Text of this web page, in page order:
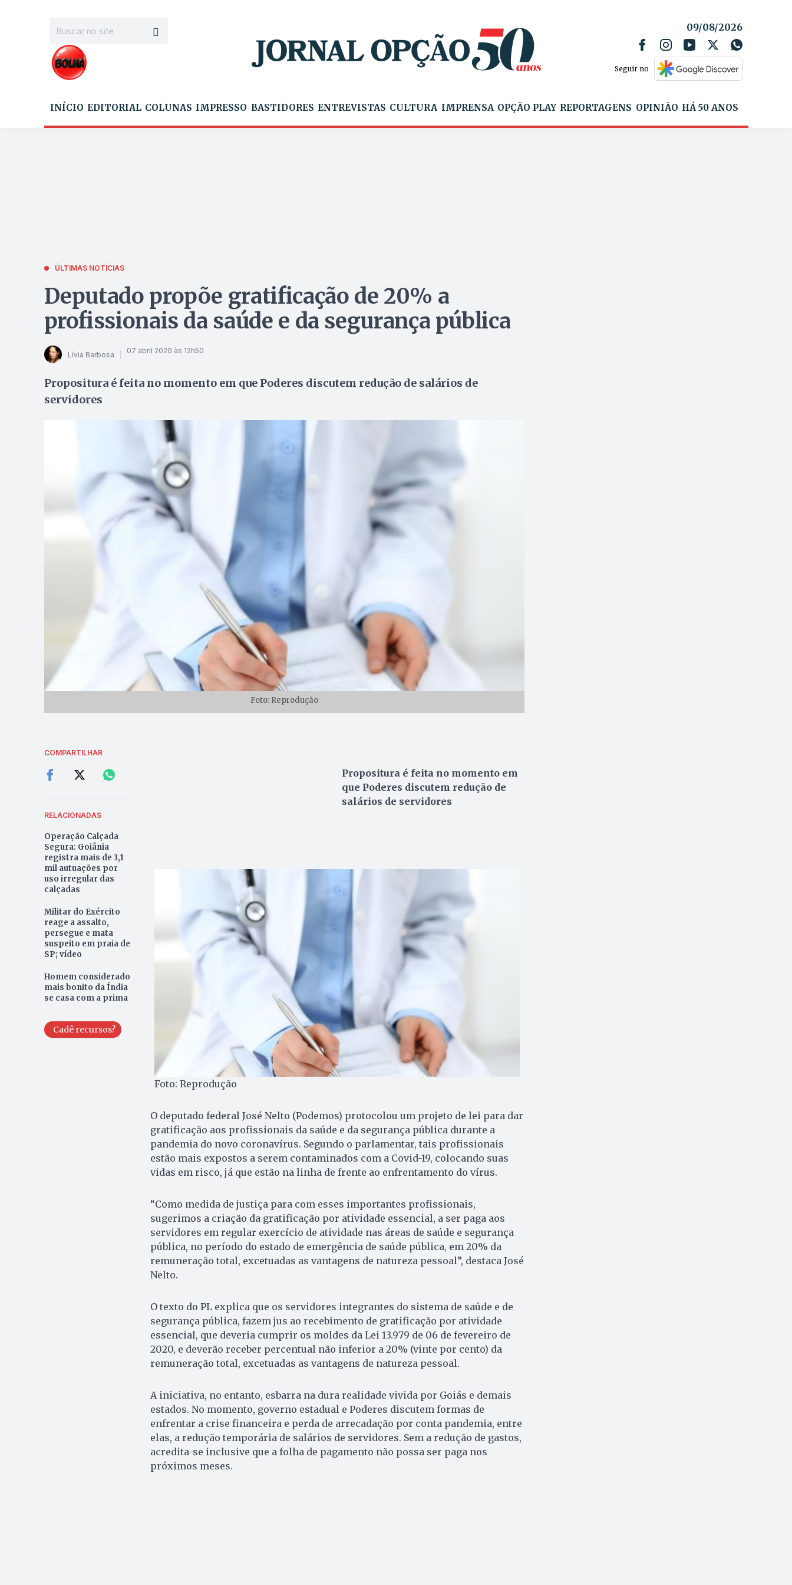
09/08/2026
Seguir no
INÍCIO EDITORIAL COLUNAS IMPRESSO BASTIDORES ENTREVISTAS CULTURA IMPRENSA OPÇÃO PLAY REPORTAGENS OPINIÃO HÁ 50 ANOS
ÚLTIMAS NOTÍCIAS
Deputado propõe gratificação de 20% a
profissionais da saúde e da segurança pública
Lívia Barbosa 07 abril 2020 às 12h50
Propositura é feita no momento em que Poderes discutem redução de salários de
servidores
Foto: Reprodução
COMPARTILHAR
RELACIONADAS
Operação Calçada
Segura: Goiânia
registra mais de 3,1
mil autuações por
uso irregular das
calçadas
Militar do Exército
reage a assalto,
persegue e mata
suspeito em praia de
SP; vídeo
Homem considerado
mais bonito da Índia
se casa com a prima
Cadê recursos?
Propositura é feita no momento em
que Poderes discutem redução de
salários de servidores
Foto: Reprodução
O deputado federal José Nelto (Podemos) protocolou um projeto de lei para dar
gratificação aos profissionais da saúde e da segurança pública durante a
pandemia do novo coronavírus. Segundo o parlamentar, tais profissionais
estão mais expostos a serem contaminados com a Covid-19, colocando suas
vidas em risco, já que estão na linha de frente ao enfrentamento do vírus.
“Como medida de justiça para com esses importantes profissionais,
sugerimos a criação da gratificação por atividade essencial, a ser paga aos
servidores em regular exercício de atividade nas áreas de saúde e segurança
pública, no período do estado de emergência de saúde pública, em 20% da
remuneração total, excetuadas as vantagens de natureza pessoal”, destaca José
Nelto.
O texto do PL explica que os servidores integrantes do sistema de saúde e de
segurança pública, fazem jus ao recebimento de gratificação por atividade
essencial, que deveria cumprir os moldes da Lei 13.979 de 06 de fevereiro de
2020, e deverão receber percentual não inferior a 20% (vinte por cento) da
remuneração total, excetuadas as vantagens de natureza pessoal.
A iniciativa, no entanto, esbarra na dura realidade vivida por Goiás e demais
estados. No momento, governo estadual e Poderes discutem formas de
enfrentar a crise financeira e perda de arrecadação por conta pandemia, entre
elas, a redução temporária de salários de servidores. Sem a redução de gastos,
acredita-se inclusive que a folha de pagamento não possa ser paga nos
próximos meses.